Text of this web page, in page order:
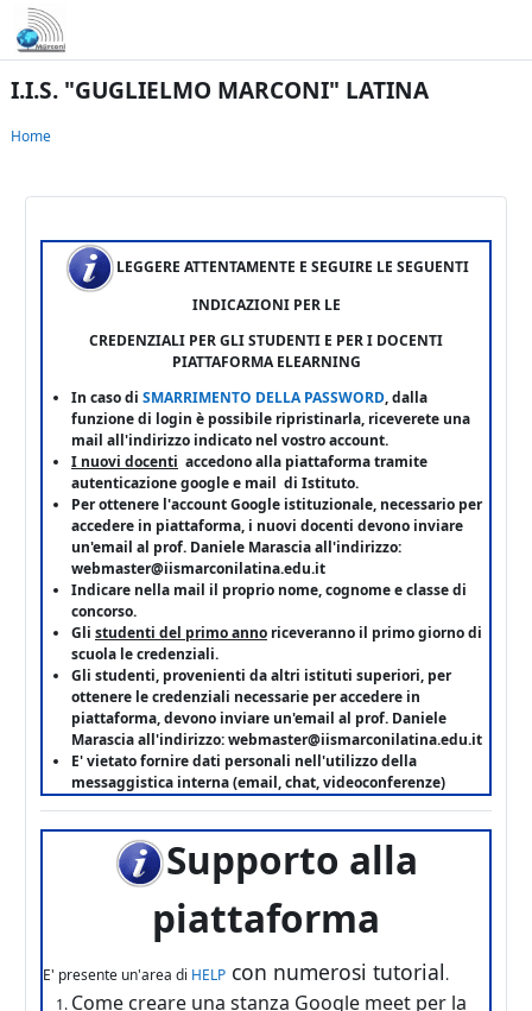
Vai al contenuto principale
I.I.S. "GUGLIELMO MARCONI" LATINA
Home
LEGGERE ATTENTAMENTE E SEGUIRE LE SEGUENTI
INDICAZIONI PER LE
CREDENZIALI PER GLI STUDENTI E PER I DOCENTI
PIATTAFORMA ELEARNING
In caso di SMARRIMENTO DELLA PASSWORD, dalla
funzione di login è possibile ripristinarla, riceverete una
mail all'indirizzo indicato nel vostro account.
I nuovi docenti accedono alla piattaforma tramite
autenticazione google e mail di Istituto.
Per ottenere l'account Google istituzionale, necessario per
accedere in piattaforma, i nuovi docenti devono inviare
un'email al prof. Daniele Marascia all'indirizzo:
webmaster@iismarconilatina.edu.it
Indicare nella mail il proprio nome, cognome e classe di
concorso.
Gli studenti del primo anno riceveranno il primo giorno di
scuola le credenziali.
Gli studenti, provenienti da altri istituti superiori, per
ottenere le credenziali necessarie per accedere in
piattaforma, devono inviare un'email al prof. Daniele
Marascia all'indirizzo: webmaster@iismarconilatina.edu.it
E' vietato fornire dati personali nell'utilizzo della
messaggistica interna (email, chat, videoconferenze)
Supporto alla
piattaforma
E' presente un'area di HELP con numerosi tutorial.
Come creare una stanza Google meet per la